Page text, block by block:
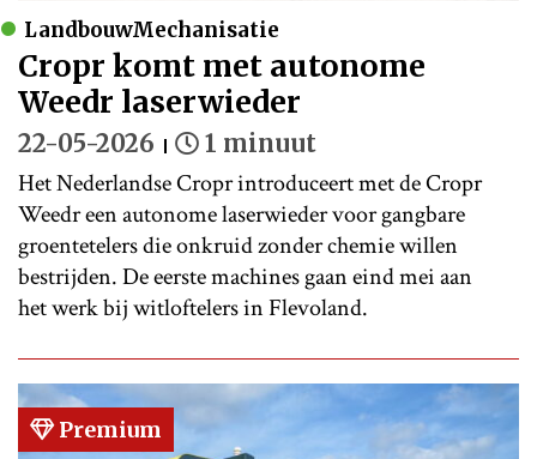
LandbouwMechanisatie
Cropr komt met autonome
Weedr laserwieder
22-05-2026 1 minuut
Het Nederlandse Cropr introduceert met de Cropr
Weedr een autonome laserwieder voor gangbare
groentetelers die onkruid zonder chemie willen
bestrijden. De eerste machines gaan eind mei aan
het werk bij witloftelers in Flevoland.
Premium